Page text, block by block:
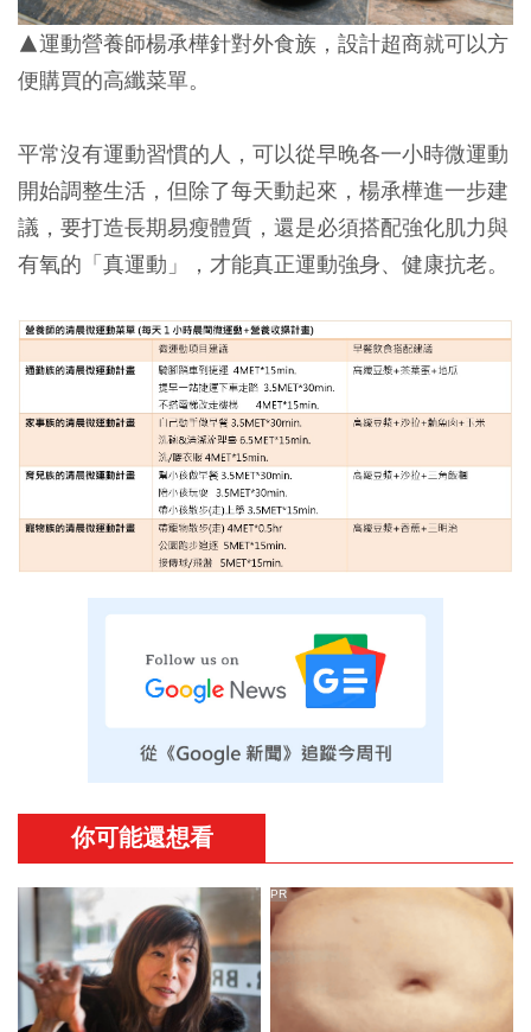
▲運動營養師楊承樺針對外食族，設計超商就可以方
便購買的高纖菜單。
平常沒有運動習慣的人，可以從早晚各一小時微運動
開始調整生活，但除了每天動起來，楊承樺進一步建
議，要打造長期易瘦體質，還是必須搭配強化肌力與
有氧的「真運動」，才能真正運動強身、健康抗老。